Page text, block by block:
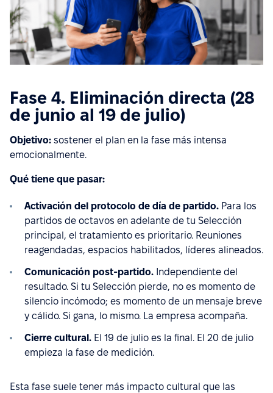
Fase 4. Eliminación directa (28
de junio al 19 de julio)
Objetivo: sostener el plan en la fase más intensa
emocionalmente.
Qué tiene que pasar:
Activación del protocolo de día de partido. Para los
partidos de octavos en adelante de tu Selección
principal, el tratamiento es prioritario. Reuniones
reagendadas, espacios habilitados, líderes alineados.
Comunicación post-partido. Independiente del
resultado. Si tu Selección pierde, no es momento de
silencio incómodo; es momento de un mensaje breve
y cálido. Si gana, lo mismo. La empresa acompaña.
Cierre cultural. El 19 de julio es la final. El 20 de julio
empieza la fase de medición.
Esta fase suele tener más impacto cultural que las